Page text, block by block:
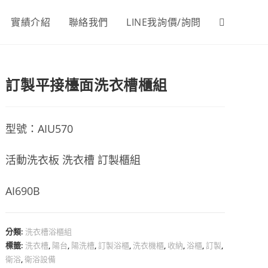
實績介紹 聯絡我們 LINE我詢價/詢問 Toggle
訂製平接檯面洗衣槽櫃組
型號：AIU570
活動洗衣板 洗衣槽 訂製櫃組
AI690B
分類:洗衣槽浴櫃組
標籤:洗衣槽, 陽台, 陽洗槽,訂製浴櫃,洗衣機櫃, 收納, 浴櫃,訂製,
衛浴,衛浴設備